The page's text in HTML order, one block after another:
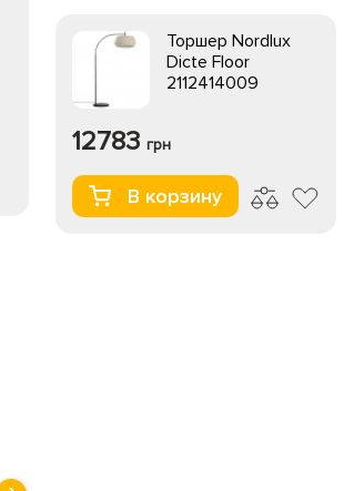
Торшер Nordlux
Dicte Floor
2112414009
12783 грн
В корзину